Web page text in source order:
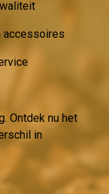
accessoires
Ontdek nu het
in